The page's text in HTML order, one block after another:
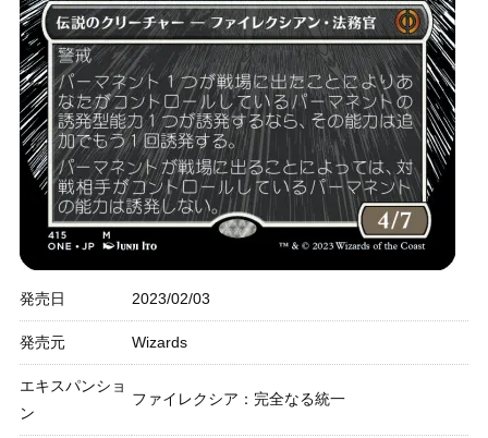
発売日 2023/02/03
発売元 Wizards
エキスパンショ
ン
ファイレクシア：完全なる統一